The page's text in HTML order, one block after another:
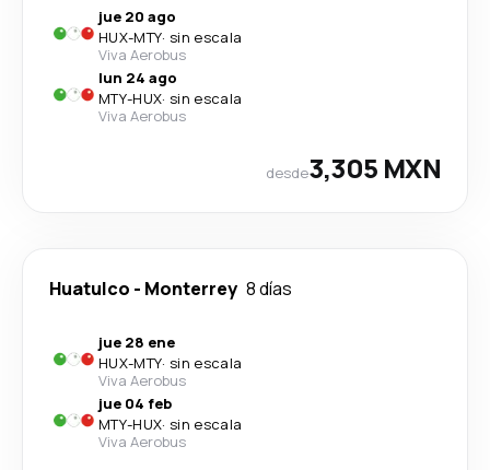
jue 20 ago
HUX-MTY· sin escala
Viva Aerobus
lun 24 ago
MTY-HUX· sin escala
Viva Aerobus
desde3,305 MXN
Huatulco - Monterrey 8 días
jue 28 ene
HUX-MTY· sin escala
Viva Aerobus
jue 04 feb
MTY-HUX· sin escala
Viva Aerobus